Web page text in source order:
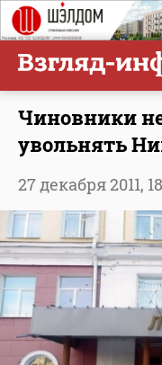
Чиновники
увольнять
27 декабря 2011,